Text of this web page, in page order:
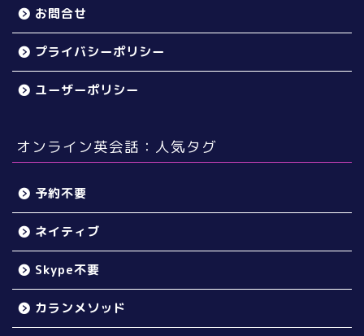
お問合せ
プライバシーポリシー
ユーザーポリシー
オンライン英会話：人気タグ
予約不要
ネイティブ
Skype不要
カランメソッド